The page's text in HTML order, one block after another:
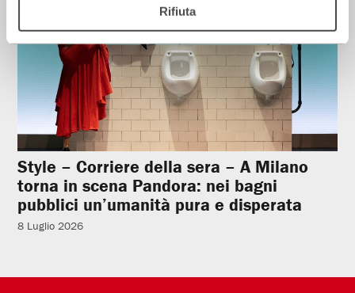
Rifiuta
Style – Corriere della sera – A Milano
torna in scena Pandora: nei bagni
pubblici un’umanità pura e disperata
8 Luglio 2026